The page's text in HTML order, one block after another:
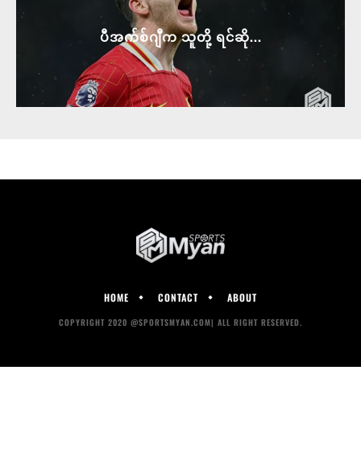
ပီအက်စ်ဂျီက သူတို့ ရင်ဆို...
HOME CONTACT ABOUT
COPYRIGHT 2020 @SPORTSMYAN.COM| ALL RIGHT RESERVED.